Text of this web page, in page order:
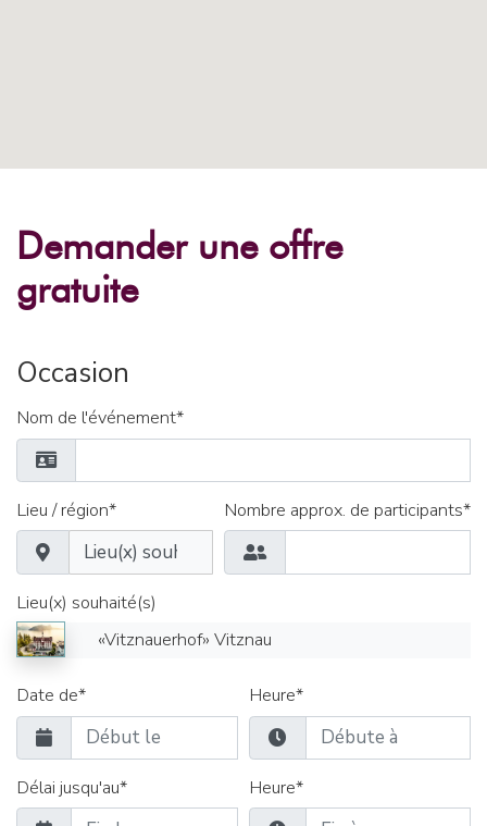
Demander une offre
gratuite
Occasion
Nom de l'événement*
Lieu / région* Nombre approx. de participants*
Lieu(x) souhaité(s)
«Vitznauerhof» Vitznau
Date de* Heure*
Délai jusqu'au* Heure*